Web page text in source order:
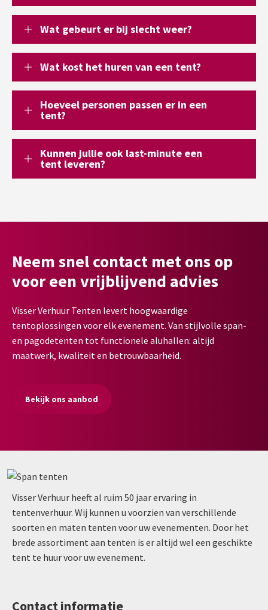
Wat gebeurt er bij slecht weer?
Wat kost het huren van een tent?
Hoeveel personen passen er in een
tent?
Kunnen jullie ook last-minute een
tent leveren?
Neem snel contact met ons op
voor een vrijblijvend advies
Visser Verhuur Tenten levert hoogwaardige
tentoplossingen voor elk evenement. Van stijlvolle span-
en pagodetenten tot functionele aluhallen: altijd
maatwerk, kwaliteit en betrouwbaarheid.
Bekijk ons aanbod
Visser Verhuur heeft al ruim 50 jaar ervaring in
tentenverhuur. Wij kunnen u voorzien van verschillende
soorten en maten tenten voor uw evenementen. Door het
brede assortiment aan tenten is er altijd wel een geschikte
tent te huur voor uw evenement.
Contact informatie